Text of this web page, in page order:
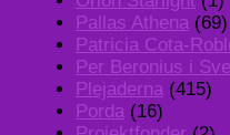
Pallas Athena (69)
Patricia Cota-
Per Beronius i
Plejaderna (415)
Porda (16)